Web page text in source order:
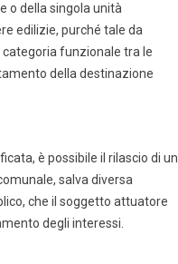
o della singola unità
edilizie, purché tale da
categoria funzionale tra le
della destinazione
è possibile il rilascio di un
salva diversa
che il soggetto attuatore
degli interessi.